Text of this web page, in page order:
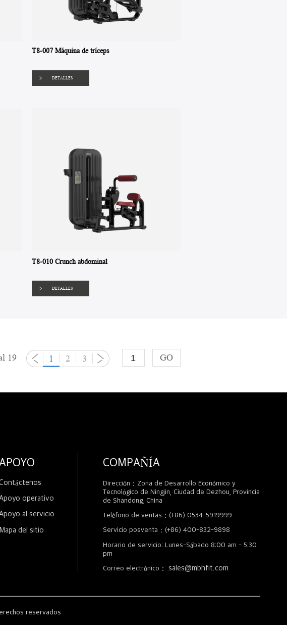
T8-007 Máquina de tríceps
DETALLES
T8-010 Crunch abdominal
DETALLES
19 1 2 3 GO
APOYO
operativo
al servicio
Mapa del sitio
COMPAÑÍA
Dirección：Zona de Desarrollo Económico y
Tecnológico de Ningjin, Ciudad de Dezhou, Provincia
de Shandong, China
Teléfono de ventas：(+86) 0534-5919999
Servicio posventa：(+86) 400-832-9898
Horario de servicio: Lunes-Sábado 8:00 am - 5:30
pm
Correo electrónico： sales@mbhfit.com
reservados